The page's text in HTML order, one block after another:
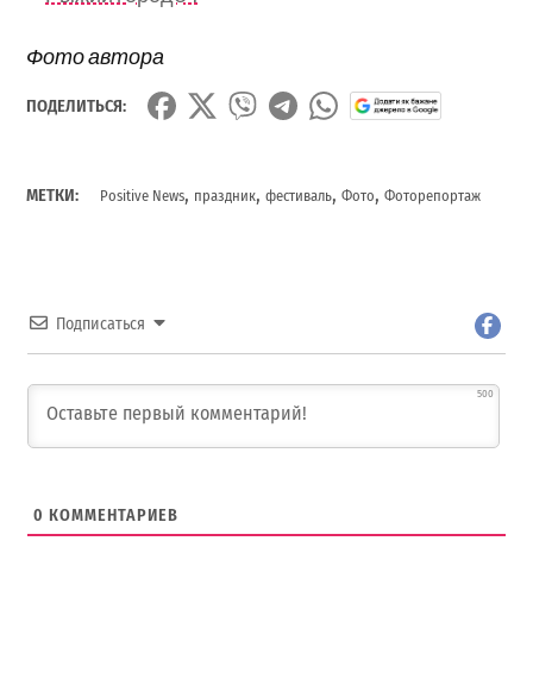
Фото автора
ПОДЕЛИТЬСЯ:
МЕТКИ: Positive News, праздник,фестиваль,Фото,Фоторепортаж
Подписаться
500
0 КОММЕНТАРИЕВ